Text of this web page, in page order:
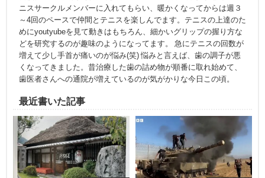
ニスサークルメンバーに入れてもらい、暖かくなってからは週３
～4回のペースで仲間とテニスを楽しんでます。テニスの上達のた
めにyoutyubeを見て動きはもちろん、細かいグリップの握り方な
どを研究するのが趣味のようになってます。 急にテニスの回数が
増えて少し手首が痛いのが悩み(笑) 悩みと言えば、歯の調子が悪
くなってきました。昔治療した歯の詰め物が順番に取れ始めて、
歯医者さんへの通院が増えているのが気がかりな今日この頃。
最近書いた記事